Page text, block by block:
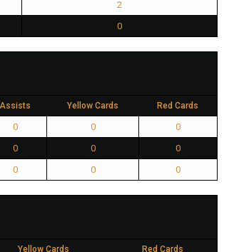
2
0
Assists Yellow Cards Red Cards
0 0
0
0 0
0
0 0 0
Yellow Cards Red Cards